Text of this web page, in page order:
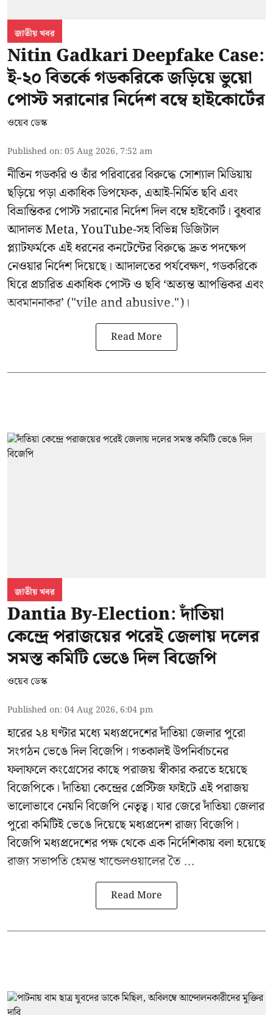
জাতীয় খবর
Nitin Gadkari Deepfake Case:
ই-২০ বিতর্কে গডকরিকে জড়িয়ে ভুয়ো
পোস্ট সরানোর নির্দেশ বম্বে হাইকোর্টের
ওয়েব ডেস্ক
Published on:05 Aug 2026, 7:52 am
নীতিন গডকরি ও তাঁর পরিবারের বিরুদ্ধে সোশ্যাল মিডিয়ায়
ছড়িয়ে পড়া একাধিক ডিপফেক, এআই-নির্মিত ছবি এবং
বিভ্রান্তিকর পোস্ট সরানোর নির্দেশ দিল বম্বে হাইকোর্ট। বুধবার
আদালত Meta, YouTube-সহ বিভিন্ন ডিজিটাল
প্ল্যাটফর্মকে এই ধরনের কনটেন্টের বিরুদ্ধে দ্রুত পদক্ষেপ
নেওয়ার নির্দেশ দিয়েছে। আদালতের পর্যবেক্ষণ, গডকরিকে
ঘিরে প্রচারিত একাধিক পোস্ট ও ছবি ‘অত্যন্ত আপত্তিকর এবং
অবমাননাকর’ ("vile and abusive.")।
Read More
জাতীয় খবর
Dantia By-Election: দাঁতিয়া
কেন্দ্রে পরাজয়ের পরেই জেলায় দলের
সমস্ত কমিটি ভেঙে দিল বিজেপি
ওয়েব ডেস্ক
Published on:04 Aug 2026, 6:04 pm
হারের ২৪ ঘণ্টার মধ্যে মধ্যপ্রদেশের দাঁতিয়া জেলার পুরো
সংগঠন ভেঙে দিল বিজেপি। গতকালই উপনির্বাচনের
ফলাফলে কংগ্রেসের কাছে পরাজয় স্বীকার করতে হয়েছে
বিজেপিকে। দাঁতিয়া কেন্দ্রের প্রেস্টিজ ফাইটে এই পরাজয়
ভালোভাবে নেয়নি বিজেপি নেতৃত্ব। যার জেরে দাঁতিয়া জেলার
পুরো কমিটিই ভেঙে দিয়েছে মধ্যপ্রদেশ রাজ্য বিজেপি।
বিজেপি মধ্যপ্রদেশের পক্ষ থেকে এক নির্দেশিকায় বলা হয়েছে
রাজ্য সভাপতি হেমন্ত খান্ডেলওয়ালের তৈ ...
Read More